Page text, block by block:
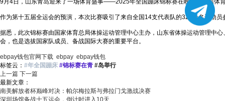
9月4日，山东青岛迎来了一场体育盛事——2025年全国蹦床锦标赛在崂山区国信体
作为第十五届全运会的预演，本次比赛吸引了来自全国14支代表队的320余名运动员
据悉，此次锦标赛由国家体育总局体操运动管理中心主办，山东省体操运动管理中
会，也是选拔国家队成员、备战国际大赛的重要平台。
ebpay钱包官网下载 ebpay ebpay钱包
标签云： #年全国蹦床 #锦标赛在青 #岛举行
上一篇 下一篇
最新文章：
南美解放者杯巅峰对决：帕尔梅拉斯与弗拉门戈激战决赛
深圳场馆备战十五运会，倒计时进入10天